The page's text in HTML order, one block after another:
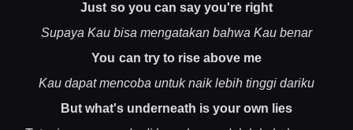
Just so you can say you're right
Supaya Kau bisa mengatakan bahwa Kau benar
You can try to rise above me
Kau dapat mencoba untuk naik lebih tinggi dariku
But what's underneath is your own lies